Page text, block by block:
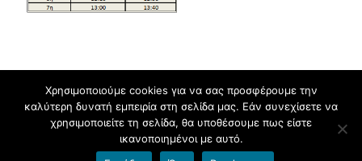
Πνευματικά δικαιώματα © 2026 2ο Γενικό Λύκειο Δράμας.
blogs.sch.grκαιHitMag.
Χρησιμοποιούμε cookies για να σας προσφέρουμε την
καλύτερη δυνατή εμπειρία στη σελίδα μας. Εάν συνεχίσετε να
χρησιμοποιείτε τη σελίδα, θα υποθέσουμε πως είστε
ικανοποιημένοι με αυτό.